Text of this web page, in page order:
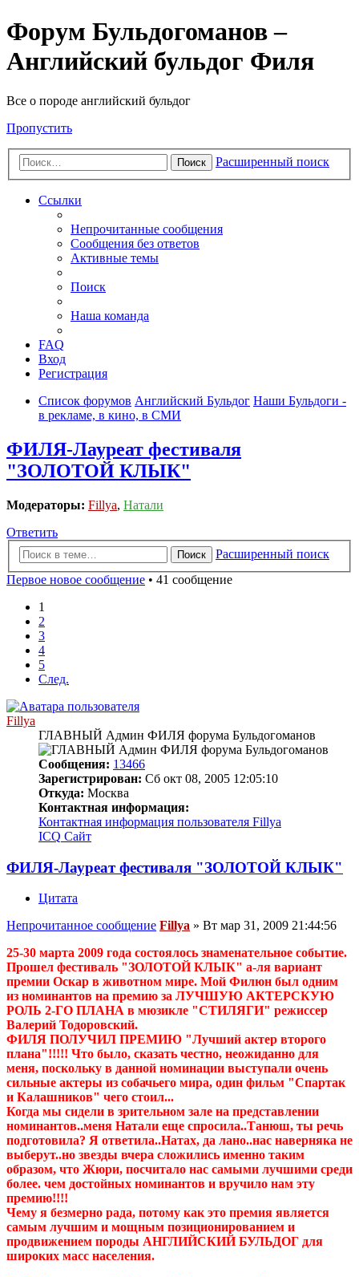
Форум Бульдогоманов –
Английский бульдог Филя
Все о породе английский бульдог
Пропустить
Поиск Расширенный поиск
Ссылки
Непрочитанные сообщения
Сообщения без ответов
Активные темы
Поиск
Наша команда
FAQ
Вход
Регистрация
Список форумов Английский Бульдог Наши Бульдоги -
в рекламе, в кино, в СМИ
ФИЛЯ-Лауреат фестиваля
"ЗОЛОТОЙ КЛЫК"
Модераторы: Fillya, Натали
Ответить
Поиск
Расширенный поиск
Первое новое сообщение • 41 сообщение
1
2
3
4
5
След.
Fillya
ГЛАВНЫЙ Админ ФИЛЯ форума Бульдогоманов
Сообщения: 13466
Зарегистрирован: Сб окт 08, 2005 12:05:10
Откуда: Москва
Контактная информация:
Контактная информация пользователя Fillya
ICQ Сайт
ФИЛЯ-Лауреат фестиваля "ЗОЛОТОЙ КЛЫК"
Цитата
Непрочитанное сообщение Fillya » Вт мар 31, 2009 21:44:56
25-30 марта 2009 года состоялось знаменательное событие.
Прошел фестиваль "ЗОЛОТОЙ КЛЫК" а-ля вариант
премии Оскар в животном мире. Мой Филюн был одним
из номинантов на премию за ЛУЧШУЮ АКТЕРСКУЮ
РОЛЬ 2-ГО ПЛАНА в мюзикле "СТИЛЯГИ" режиссер
Валерий Тодоровский.
ФИЛЯ ПОЛУЧИЛ ПРЕМИЮ "Лучший актер второго
плана"!!!!! Что было, сказать честно, неожиданно для
меня, поскольку в данной номинации выступали очень
сильные актеры из собачьего мира, один фильм "Спартак
и Калашников" чего стоил...
Когда мы сидели в зрительном зале на представлении
номинантов..меня Натали еще спросила..Танюш, ты речь
подготовила? Я ответила..Натах, да лано..нас наверняка не
выберут..но звезды вчера сложились именно таким
образом, что Жюри, посчитало нас самыми лучшими среди
более. чем достойных номинантов и вручило нам эту
премию!!!!
Чему я безмерно рада, потому как это премия является
самым лучшим и мощным позиционированием и
продвижением породы АНГЛИЙСКИЙ БУЛЬДОГ для
широких масс населения.